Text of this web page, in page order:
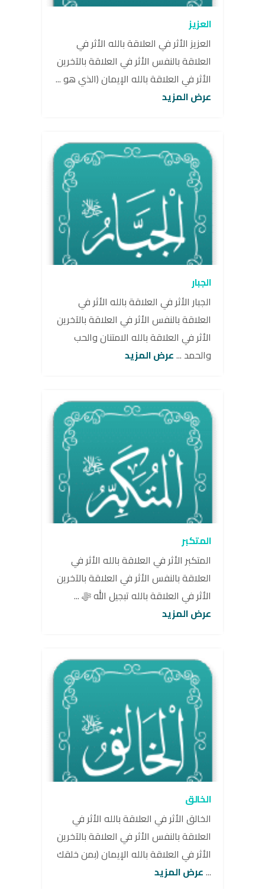
العزيز
العزيز الأثر في العلاقة بالله الأثر في
العلاقة بالنفس الأثر في العلاقة بالآخرين
الأثر في العلاقة بالله الإيمان (الذي هو ...
عرض المزيد
الجبار
الجبار الأثر في العلاقة بالله الأثر في
العلاقة بالنفس الأثر في العلاقة بالآخرين
الأثر في العلاقة بالله الامتنان والحب
والحمد ...عرض المزيد
المتكبر
المتكبر الأثر في العلاقة بالله الأثر في
العلاقة بالنفس الأثر في العلاقة بالآخرين
الأثر في العلاقة بالله تبجيل الله ﷻ ...
عرض المزيد
الخالق
الخالق الأثر في العلاقة بالله الأثر في
العلاقة بالنفس الأثر في العلاقة بالآخرين
الأثر في العلاقة بالله الإيمان (بمن خلقك
...عرض المزيد